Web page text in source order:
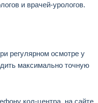
и врачей-урологов.
регулярном осмотре у
максимально точную
кол-центра, на сайте